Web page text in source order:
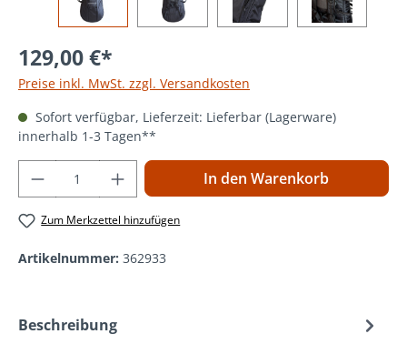
129,00 €*
Preise inkl. MwSt. zzgl. Versandkosten
Sofort verfügbar, Lieferzeit: Lieferbar (Lagerware)
innerhalb 1-3 Tagen**
Produkt Anzahl: Gib den gewünschten
In den Warenkorb
Zum Merkzettel hinzufügen
Artikelnummer: 362933
Beschreibung